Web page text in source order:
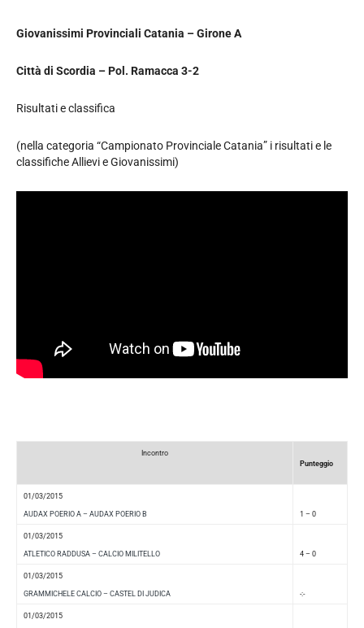
Giovanissimi Provinciali Catania – Girone A
Città di Scordia – Pol. Ramacca 3-2
Risultati e classifica
(nella categoria “Campionato Provinciale Catania” i risultati e le
classifiche Allievi e Giovanissimi)
Incontro
Punteggio
01/03/2015
AUDAX POERIO A – AUDAX POERIO B 1 – 0
01/03/2015
ATLETICO RADDUSA – CALCIO MILITELLO 4 – 0
01/03/2015
GRAMMICHELE CALCIO – CASTEL DI JUDICA -:-
01/03/2015